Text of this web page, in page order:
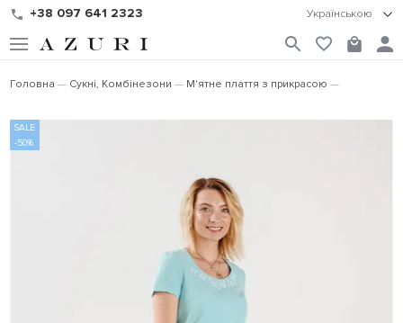
+38 097 641 2323 Українською
Головна Сукні, Комбінезони М'ятне плаття з прикрасою